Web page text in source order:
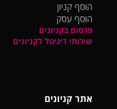
הוסף קניון
הוסף עסק
פרסום בקניונים
שירותי דיגיטל לקניונים
אתר קניונים